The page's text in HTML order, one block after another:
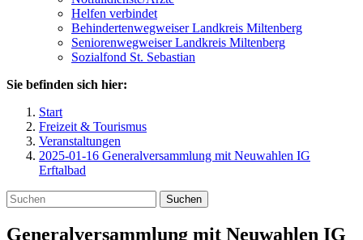
Helfen verbindet
Behindertenwegweiser Landkreis Miltenberg
Seniorenwegweiser Landkreis Miltenberg
Sozialfond St. Sebastian
Sie befinden sich hier:
Start
Freizeit & Tourismus
Veranstaltungen
2025-01-16 Generalversammlung mit Neuwahlen IG
Erftalbad
Suchen
Generalversammlung mit Neuwahlen IG